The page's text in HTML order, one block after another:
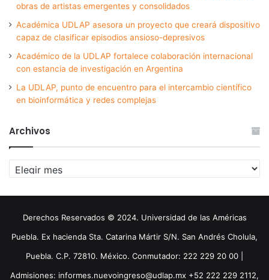
obras de artistas emergentes y consolidados
Académica UDLAP asesora un proyecto que creará dispositivo
capaz de clasificar episodios ansioso-depresivos
Académico de la UDLAP fortalece colaboración internacional
con estancia de investigación en Argentina
La UDLAP, punto de encuentro para el intercambio científico
en bioinformática y redes complejas
Archivos
Archivos
Derechos Reservados © 2024. Universidad de las Américas
Puebla. Ex hacienda Sta. Catarina Mártir S/N. San Andrés Cholula,
Puebla. C.P. 72810. México. Conmutador: 222 229 20 00 |
Admisiones: informes.nuevoingreso@udlap.mx +52 222 229 2112,